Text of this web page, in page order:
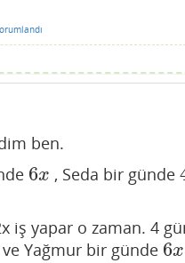
ben.
6x
6x , Seda bir günde
iş yapar o zaman. 4
ve Yağmur bir günde 6x
6x